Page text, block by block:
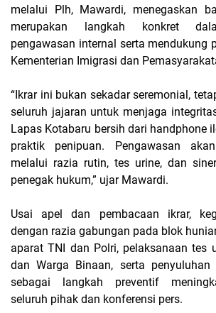
melalui Plh, Mawardi, menegaskan
merupakan langkah konkret
pengawasan internal serta mendukung
Kementerian Imigrasi dan
“Ikrar ini bukan sekadar seremonial,
seluruh jajaran untuk menjaga
Lapas Kotabaru bersih dari handphone
praktik penipuan. Pengawasan
melalui razia rutin, tes urine, dan
penegak hukum,” ujar Mawardi.
Usai apel dan pembacaan ikrar,
dengan razia gabungan pada blok
aparat TNI dan Polri, pelaksanaan tes
dan Warga Binaan, serta penyuluhan
sebagai langkah preventif
seluruh pihak dan konferensi pers.